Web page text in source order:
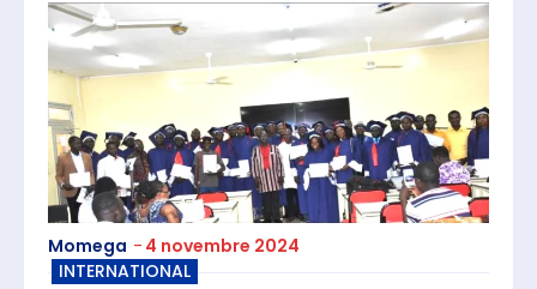
Momega - 4 novembre 2024
INTERNATIONAL